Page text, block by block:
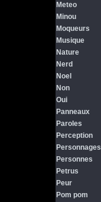
Meteo
Minou
Moqueurs
Musique
Nature
Nerd
Noel
Non
Oui
Panneaux
Paroles
Perception
Personnages
Personnes
Petrus
Peur
Pom pom